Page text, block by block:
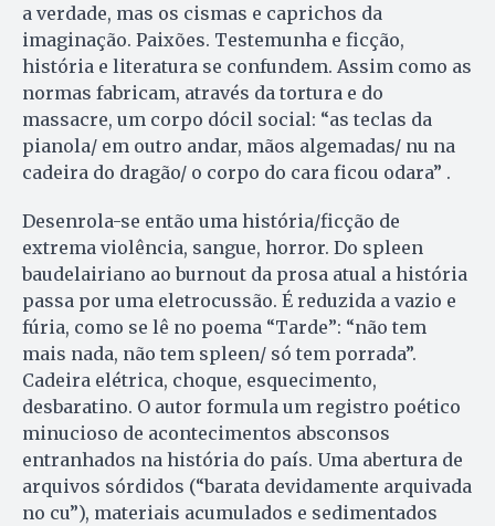
a verdade, mas os cismas e caprichos da
imaginação. Paixões. Testemunha e ficção,
história e literatura se confundem. Assim como as
normas fabricam, através da tortura e do
massacre, um corpo dócil social: “as teclas da
pianola/ em outro andar, mãos algemadas/ nu na
cadeira do dragão/ o corpo do cara ficou odara” .
Desenrola-se então uma história/ficção de
extrema violência, sangue, horror. Do spleen
baudelairiano ao burnout da prosa atual a história
passa por uma eletrocussão. É reduzida a vazio e
fúria, como se lê no poema “Tarde”: “não tem
mais nada, não tem spleen/ só tem porrada”.
Cadeira elétrica, choque, esquecimento,
desbaratino. O autor formula um registro poético
minucioso de acontecimentos absconsos
entranhados na história do país. Uma abertura de
arquivos sórdidos (“barata devidamente arquivada
no cu”), materiais acumulados e sedimentados